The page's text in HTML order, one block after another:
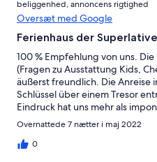
beliggenhed, annoncens rigtighed
Oversæt med Google
Ferienhaus der Superlative
100 % Empfehlung von uns.
(Fragen zu Ausstattung Kids,
äußerst freundlich. Die Anreise
Schlüssel über einem Tresor
Eindruck hat uns mehr als
großzügige Räume. Klasse
ist sehr detailliert und liebevoll
Erwachsene + 5 Kinder) hat sich
Overnattede 7 nætter i maj 2022
0